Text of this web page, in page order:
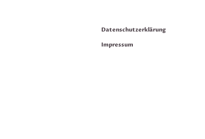
Datenschutzerklärung
Impressum